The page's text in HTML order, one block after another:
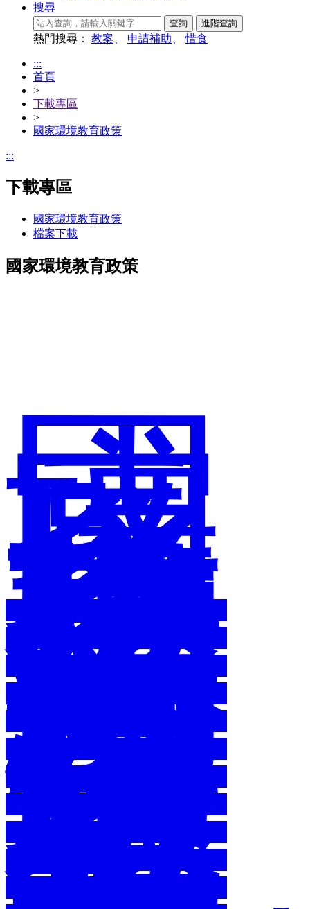
搜尋
熱門搜尋： 教案 申請補助 、惜食
:::
首頁
>
下載專區
>
國家環境教育政策
:::
下載專區
國家環境教育政策
檔案下載
國家環境教育政策
國
家
環
境
教
育
綱
領
國
家
環
境
教